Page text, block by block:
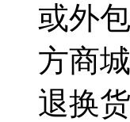
或外
方商
退换